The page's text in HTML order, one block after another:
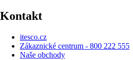
Kontakt
itesco.cz
Zákaznické centrum - 800 222 555
Naše obchody